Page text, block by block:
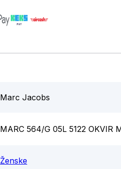
Marc Jacobs
MARC 564/G 05L 5122 OKVIR
Ženske